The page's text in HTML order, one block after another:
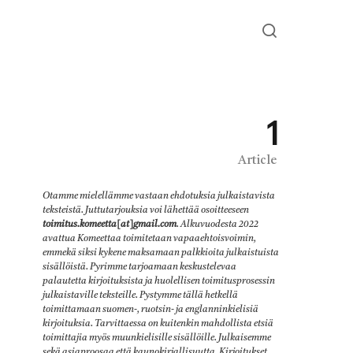
1
Article
Otamme mielellämme vastaan ehdotuksia julkaistavista
teksteistä. Juttutarjouksia voi lähettää osoitteeseen
toimitus.komeetta[at]gmail.com. Alkuvuodesta 2022
avattua Komeettaa toimitetaan vapaaehtoisvoimin,
emmekä siksi kykene maksamaan palkkioita julkaistuista
sisällöistä. Pyrimme tarjoamaan keskustelevaa
palautetta kirjoituksista ja huolellisen toimitusprosessin
julkaistaville teksteille. Pystymme tällä hetkellä
toimittamaan suomen-, ruotsin- ja englanninkielisiä
kirjoituksia. Tarvittaessa on kuitenkin mahdollista etsiä
toimittajia myös muunkielisille sisällöille. Julkaisemme